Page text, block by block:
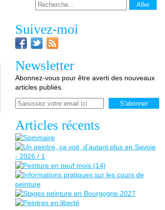
Suivez-moi
Newsletter
Abonnez-vous pour être averti des nouveaux
articles publiés.
Email
Articles récents